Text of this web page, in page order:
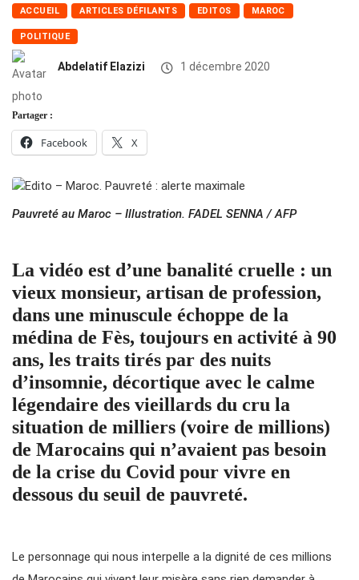
ACCUEIL ARTICLES DÉFILANTS EDITOS MAROC
POLITIQUE
Abdelatif Elazizi 1 décembre 2020
Partager :
Facebook X
Pauvreté au Maroc – Illustration. FADEL SENNA / AFP
La vidéo est d’une banalité cruelle : un
vieux monsieur, artisan de profession,
dans une minuscule échoppe de la
médina de Fès, toujours en activité à 90
ans, les traits tirés par des nuits
d’insomnie, décortique avec le calme
légendaire des vieillards du cru la
situation de milliers (voire de millions)
de Marocains qui n’avaient pas besoin
de la crise du Covid pour vivre en
dessous du seuil de pauvreté.
Le personnage qui nous interpelle a la dignité de ces millions